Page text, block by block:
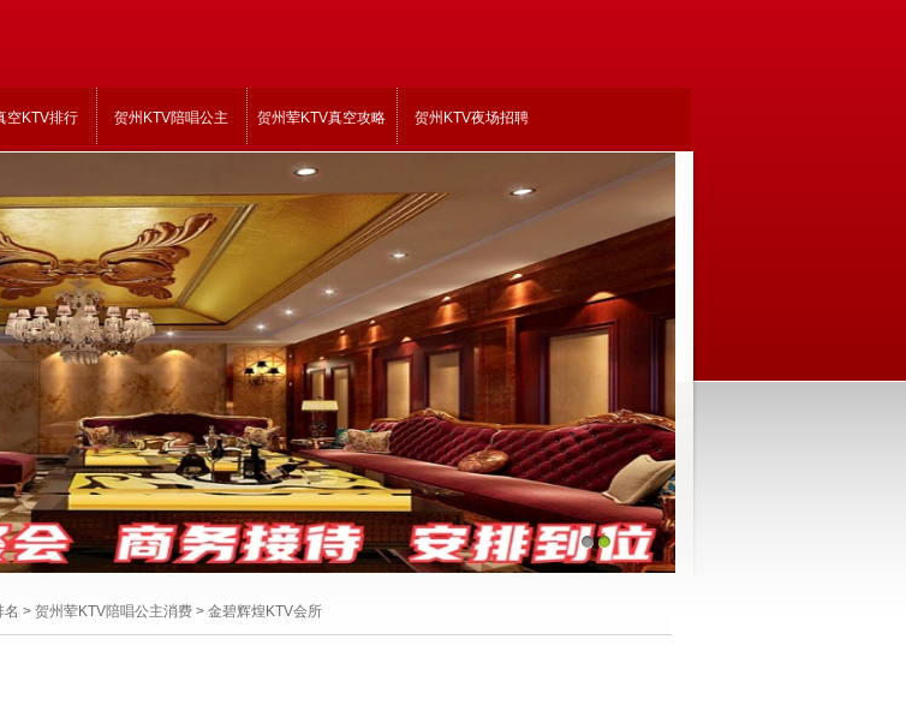
1 2
空KTV排行 贺州KTV陪唱公主 贺州荤KTV真空攻略 贺州KTV夜场招聘
名 > 贺州荤KTV陪唱公主消费 > 金碧辉煌KTV会所